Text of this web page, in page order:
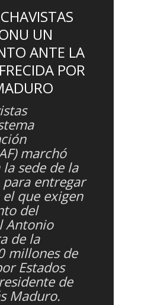
UN
ANTE LA
POR
marchó
sede de la
para entregar
que exigen
del
Antonio
de la
millones de
Estados
de
Maduro.